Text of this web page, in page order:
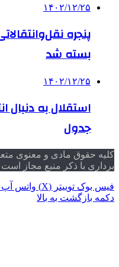
۱۴۰۲/۱۲/۲۵
پنجره
بسته شد
۱۴۰۲/۱۲/۲۵
استقلال به دنبال
جدول
کلیه حقوق مادی و معنوی
برداری با ذکر منبع مجاز است
فیس بوک توییتر (X) واتس آپ
دکمه بازگشت به بالا